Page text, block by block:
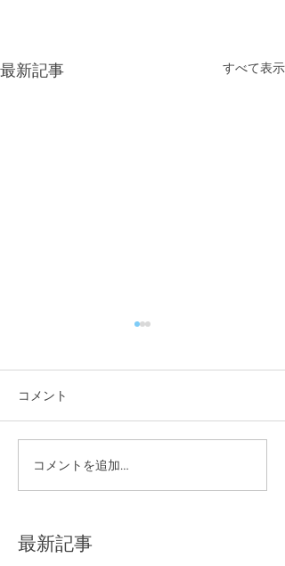
最新記事 すべて表示
夏季休業のお知らせ
コメント
コメントを追加…
最新記事